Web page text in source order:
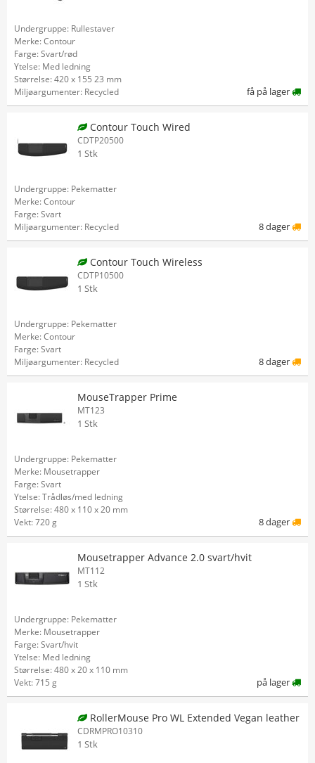
Undergruppe: Rullestaver
Merke: Contour
Farge: Svart/rød
Ytelse: Med ledning
Størrelse: 420 x 155 23 mm
Miljøargumenter: Recycled
få på lager
Contour Touch Wired
CDTP20500
1 Stk
Undergruppe: Pekematter
Merke: Contour
Farge: Svart
Miljøargumenter: Recycled
8 dager
Contour Touch Wireless
CDTP10500
1 Stk
Undergruppe: Pekematter
Merke: Contour
Farge: Svart
Miljøargumenter: Recycled
8 dager
MouseTrapper Prime
MT123
1 Stk
Undergruppe: Pekematter
Merke: Mousetrapper
Farge: Svart
Ytelse: Trådløs/med ledning
Størrelse: 480 x 110 x 20 mm
Vekt: 720 g
8 dager
Mousetrapper Advance 2.0 svart/hvit
MT112
1 Stk
Undergruppe: Pekematter
Merke: Mousetrapper
Farge: Svart/hvit
Ytelse: Med ledning
Størrelse: 480 x 20 x 110 mm
Vekt: 715 g
på lager
RollerMouse Pro WL Extended Vegan leather
CDRMPRO10310
1 Stk